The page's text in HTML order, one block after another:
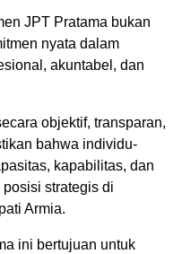
JPT Pratama bukan
nyata dalam
akuntabel, dan
objektif, transparan,
bahwa individu-
kapabilitas, dan
strategis di
Armia.
ini bertujuan untuk